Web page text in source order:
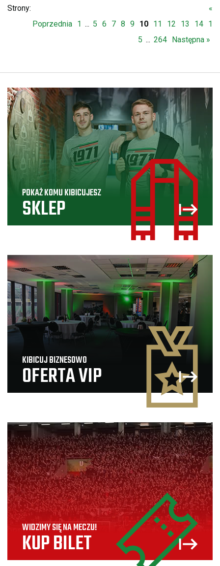
Strony:
«
Poprzednia 1 ... 5 6 7 8 9 10 11 12 13 14 1
5 ... 264 Następna »
POKAŻ KOMU KIBICUJESZ
SKLEP
KIBICUJ BIZNESOWO
OFERTA VIP
WIDZIMY SIĘ NA MECZU!
KUP BILET